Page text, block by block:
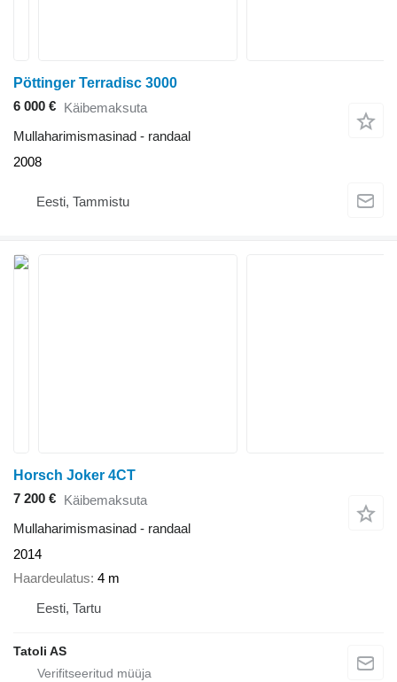
Pöttinger Terradisc 3000
6 000 € Käibemaksuta
Mullaharimismasinad - randaal
2008
Eesti, Tammistu
Horsch Joker 4CT
7 200 € Käibemaksuta
Mullaharimismasinad - randaal
2014
Haardeulatus 4 m
Eesti, Tartu
Tatoli AS